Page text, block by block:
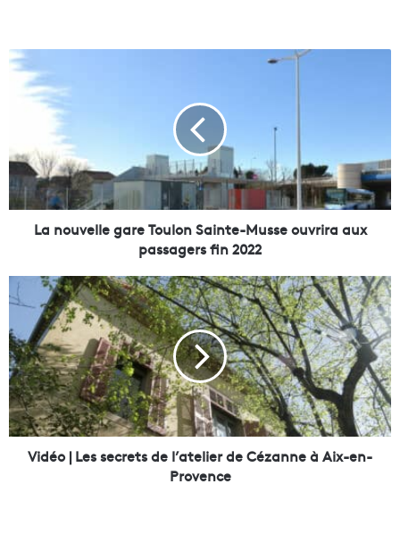
L
a
v
e
l
l
e
o
u
l
o
n
S
La nouvelle gare Toulon Sainte-Musse ouvrira aux
passagers fin 2022
i
é
o
|
L
e
s
Vidéo | Les secrets de l’atelier de Cézanne à Aix-en-
Provence